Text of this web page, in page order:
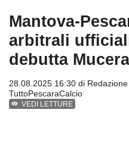
Mantova-
arbitrali
debutta
28.08.2025 16:30 di Redazione
TuttoPescaraCalcio
VEDI LETTURE